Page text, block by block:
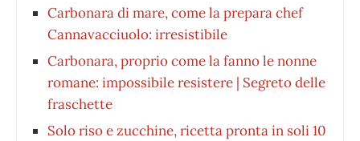
Carbonara di mare, come la prepara chef
Cannavacciuolo: irresistibile
Carbonara, proprio come la fanno le nonne
romane: impossibile resistere | Segreto delle
fraschette
Solo riso e zucchine, ricetta pronta in soli 10